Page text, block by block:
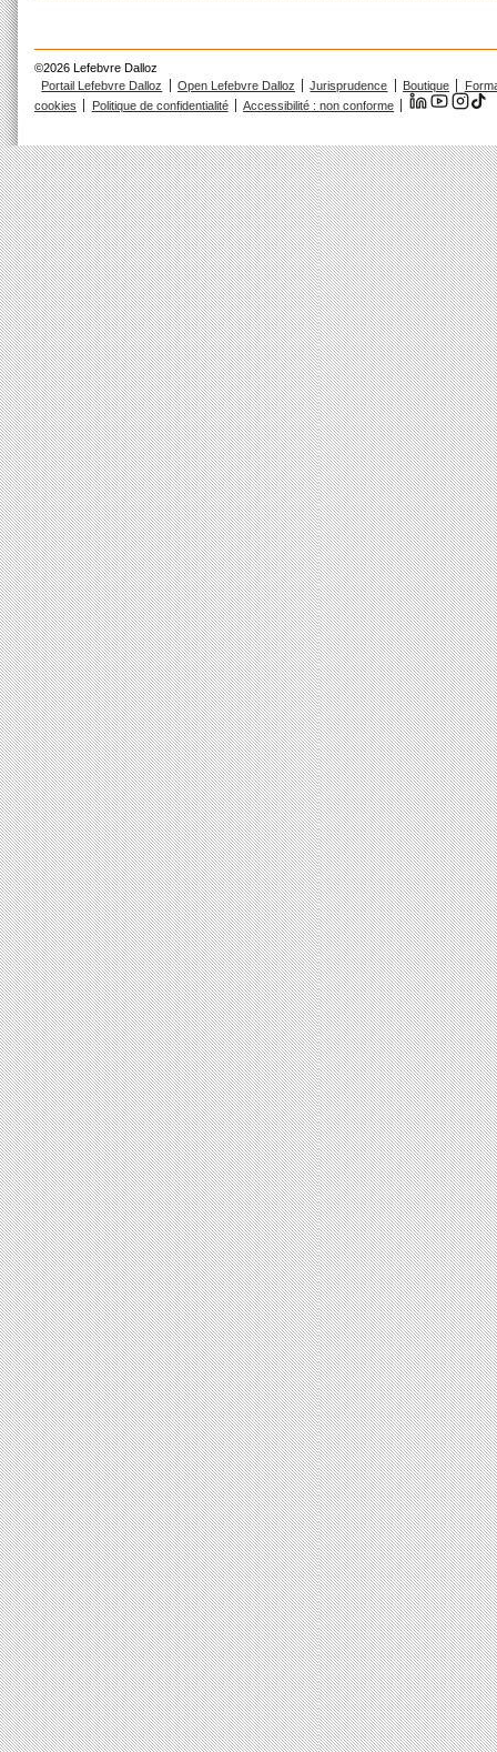
©2026 Lefebvre Dalloz
Portail Lefebvre Dalloz
Open Lefebvre Dalloz Jurisprudence Boutique
cookies
Politique de confidentialité Accessibilité : non conforme